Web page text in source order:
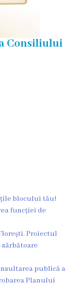
Consiliului
blocului tău!
funcției de
Proiectul
publică a
Planului